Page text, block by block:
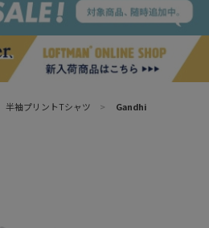
半袖プリントTシャツ > Gandhi